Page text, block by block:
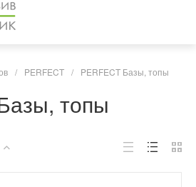
/ PERFECT / PERFECT Базы, топы
топы